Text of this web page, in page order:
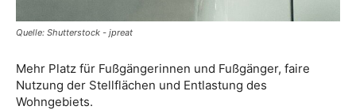
Quelle: Shutterstock - jpreat
Mehr Platz für Fußgängerinnen und Fußgänger, faire
Nutzung der Stellflächen und Entlastung des
Wohngebiets.